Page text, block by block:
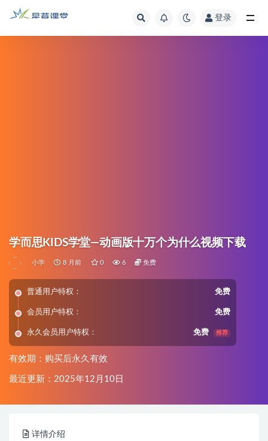
登录
学而思KIDS学堂—动画版十万个为什么视频下载
小学 8 月前 0 6 免费
普通用户特权： 免费
会员用户特权： 免费
永久会员用户特权： 免费 推荐
有效期：购买后永久有效
最近更新：2025年12月10日
详情介绍